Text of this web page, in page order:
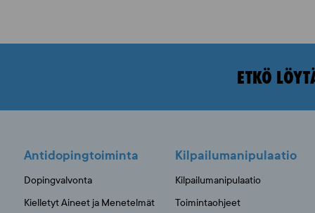
ETKÖ
Antidopingtoiminta
Dopingvalvonta
Kielletyt Aineet ja Menetelmät
Kilpailumanipulaatio
Kilpailumanipulaatio
Toimintaohjeet